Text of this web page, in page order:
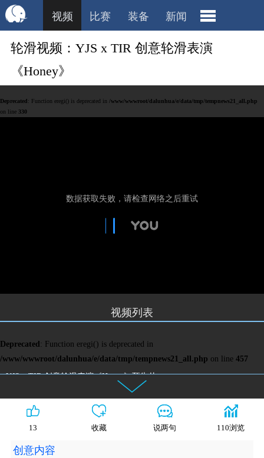
视频 比赛 装备 新闻
轮滑视频：YJS x TIR 创意轮滑表演
《Honey》
Deprecated: Function eregi() is deprecated in /www/wwwroot/dalunhua/e/data/tmp/tempnews21_all.php
on line 330
视频列表
Deprecated : Function eregi() is deprecated in
/www/wwwroot/dalunhua/e/data/tmp/tempnews21_all.php on line 457
YJS x TIR 创意轮滑表演《Honey》预告片
13 收藏 说两句 110浏览
创意内容